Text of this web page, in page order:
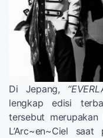
Di Jepang,
lengkap edisi
tersebut merupakan
L’Arc~en~Ciel